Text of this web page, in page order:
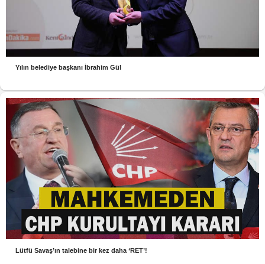
Yılın belediye başkanı İbrahim Gül
Lütfü Savaş’ın talebine bir kez daha ‘RET’!